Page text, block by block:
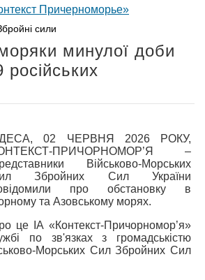
сили
минулої доби
02 ЧЕРВНЯ 2026 РОКУ,
ПРИЧОРНОМОР’Я –
Військово-Морських
Збройних Сил України
про обстановку в
та Азовському морях.
це ІА «Контекст-Причорномор’я»
по зв'язках з громадськістю
Морських Сил Збройних Сил